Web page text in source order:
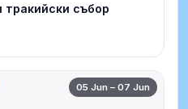
събор
05 Jun – 07 Jun